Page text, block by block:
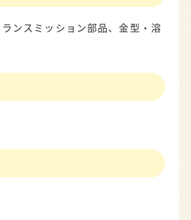
ンスミッション部品、金型・溶